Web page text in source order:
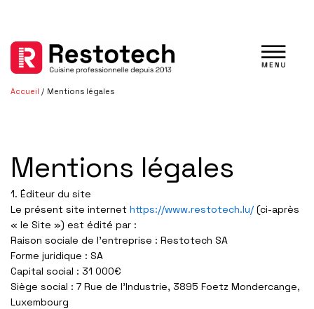
contenu
Accueil Mentions légales
Mentions légales
1. Éditeur du site
Le présent site internet https://www.restotech.lu/ (ci-après
« le Site ») est édité par :
Raison sociale de l’entreprise : Restotech SA
Forme juridique : SA
Capital social : 31 000€
Siège social : 7 Rue de l’Industrie, 3895 Foetz Mondercange,
Luxembourg